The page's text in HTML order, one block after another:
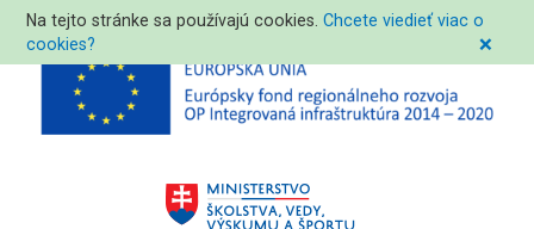
Na tejto stránke sa používajú cookies.Chcete viedieť viac o
cookies?
❌